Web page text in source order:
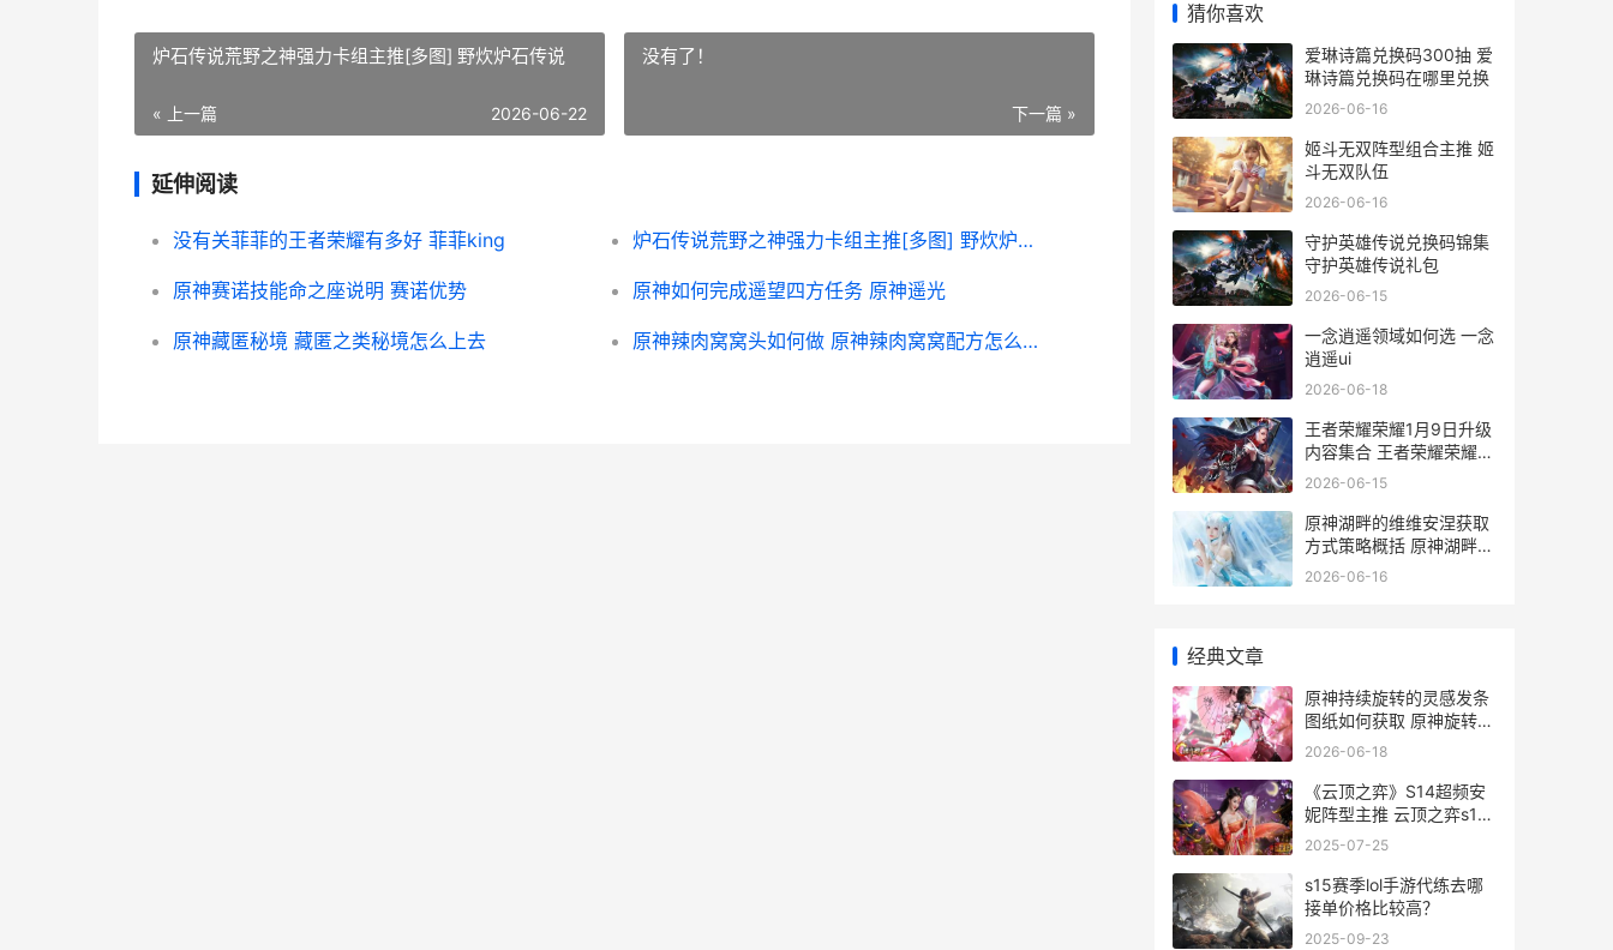
炉石传说荒野之神强力卡组主推[多图] 野炊炉石传说
« 上一篇 2026-06-22
没有了！
下一篇 »
延伸阅读
没有关菲菲的王者荣耀有多好 菲菲king 炉石传说荒野之神强力卡组主推[多图] 野炊炉石传说
原神赛诺技能命之座说明 赛诺优势 原神如何完成遥望四方任务 原神遥光
原神藏匿秘境 藏匿之类秘境怎么上去 原神辣肉窝窝头如何做 原神辣肉窝窝配方怎么获得
猜你喜欢
爱琳诗篇兑换码300抽 爱
琳诗篇兑换码在哪里兑换
2026-06-16
姬斗无双阵型组合主推 姬
斗无双队伍
2026-06-16
守护英雄传说兑换码锦集
守护英雄传说礼包
2026-06-15
一念逍遥领域如何选 一念
逍遥ui
2026-06-18
王者荣耀荣耀1月9日升级
内容集合 王者荣耀荣耀10
多少钱
2026-06-15
原神湖畔的维维安涅获取
方式策略概括 原神湖畔的
维维安涅有几个
2026-06-16
经典文章
原神持续旋转的灵感发条
图纸如何获取 原神旋转门
怎么用
2026-06-18
《云顶之弈》S14超频安
妮阵型主推 云顶之弈s14
最强阵容
2025-07-25
s15赛季lol手游代练去哪
接单价格比较高？
2025-09-23